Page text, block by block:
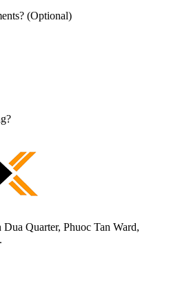
(Optional)
Quarter, Phuoc Tan Ward,